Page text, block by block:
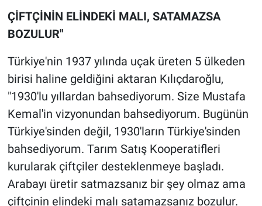
ÇİFTÇİNİN ELİNDEKİ MALI, SATAMAZSA
BOZULUR"
Türkiye'nin 1937 yılında uçak üreten 5 ülkeden
birisi haline geldiğini aktaran Kılıçdaroğlu,
"1930'lu yıllardan bahsediyorum. Size Mustafa
Kemal'in vizyonundan bahsediyorum. Bugünün
Türkiye'sinden değil, 1930'ların Türkiye'sinden
bahsediyorum. Tarım Satış Kooperatifleri
kurularak çiftçiler desteklenmeye başladı.
Arabayı üretir satmazsanız bir şey olmaz ama
çiftçinin elindeki malı satamazsanız bozulur.